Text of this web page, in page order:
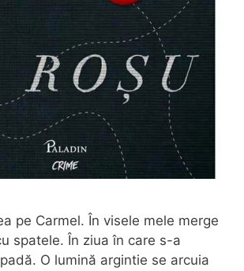
pe Carmel. În visele mele merge
spatele. În ziua în care s-a
O lumină argintie se arcuia